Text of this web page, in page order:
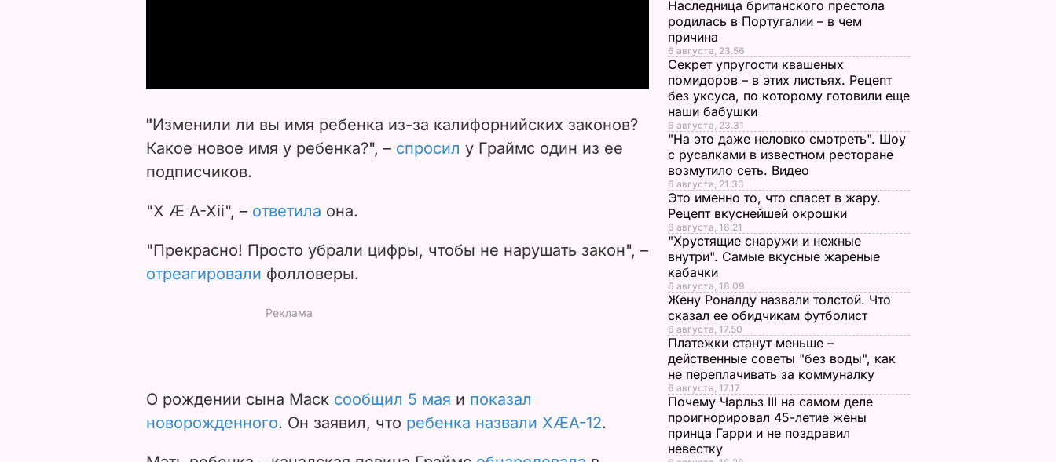
i
o
"Изменили ли вы имя ребенка из-за калифорнийских законов?
Какое новое имя у ребенка?", – спросил у Граймс один из ее
подписчиков.
"X Æ A-Xii", – ответила она.
"Прекрасно! Просто убрали цифры, чтобы не нарушать закон", –
отреагировали фолловеры.
О рождении сына Маск сообщил 5 мая и показал
новорожденного. Он заявил, что ребенка назвали XÆA-12.
Наследница британского престола
родилась в Португалии – в чем
причина
6 августа, 23.56
Секрет упругости квашеных
помидоров – в этих листьях. Рецепт
без уксуса, по которому готовили еще
наши бабушки
6 августа, 23.31
"На это даже неловко смотреть". Шоу
с русалками в известном ресторане
возмутило сеть. Видео
6 августа, 21.33
Это именно то, что спасет в жару.
Рецепт вкуснейшей окрошки
6 августа, 18.21
"Хрустящие снаружи и нежные
внутри". Самые вкусные жареные
кабачки
6 августа, 18.09
Жену Роналду назвали толстой. Что
сказал ее обидчикам футболист
6 августа, 17.50
Платежки станут меньше –
действенные советы "без воды", как
не переплачивать за коммуналку
6 августа, 17.17
Почему Чарльз III на самом деле
проигнорировал 45-летие жены
принца Гарри и не поздравил
невестку